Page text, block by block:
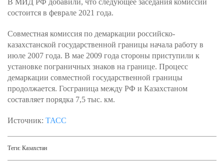
В МИД РФ добавили, что следующее заседания комиссии
состоится в феврале 2021 года.
Совместная комиссия по демаркации российско-
казахстанской государственной границы начала работу в
июле 2007 года. В мае 2009 года стороны приступили к
установке пограничных знаков на границе. Процесс
демаркации совместной государственной границы
продолжается. Госграница между РФ и Казахстаном
составляет порядка 7,5 тыс. км.
Источник: ТАСС
Теги: Казахстан